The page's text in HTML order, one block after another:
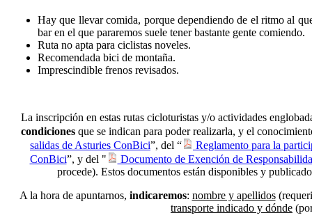
Hay que llevar comida, porque dependiendo de el ritmo al
bar en el que pararemos suele tener bastante gente comiendo.
Ruta no apta para ciclistas noveles.
Recomendada bici de montaña.
Imprescindible frenos revisados.
La inscripción en estas rutas cicloturistas y/o actividades
condicionesque se indican para poder realizarla, y el
salidas de Asturies ConBici”, del “
Reglamento para la
ConBici”, y del "
Documento de Exención de
procede). Estos documentos están disponibles y
A la hora de apuntarnos, indicaremos: nombre y apellidos
transporte indicado y dónde